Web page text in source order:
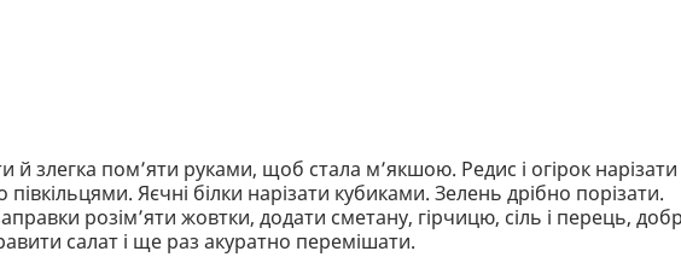
й злегка пом’яти руками, щоб стала м’якшою. Редис і огірок нарізати
Яєчні білки нарізати кубиками. Зелень дрібно порізати.
розім’яти жовтки, додати сметану, гірчицю, сіль і перець,
салат і ще раз акуратно перемішати.